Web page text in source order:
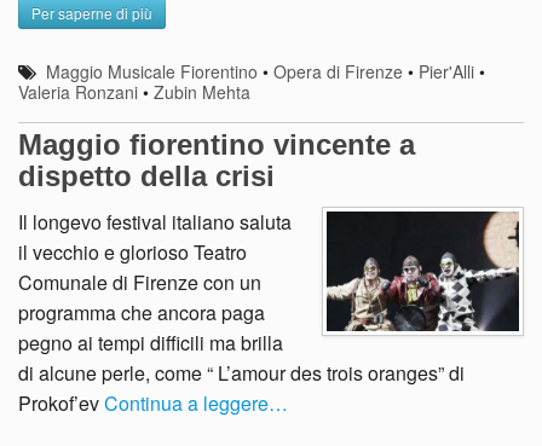
Per saperne di più
Maggio Musicale Fiorentino •Opera di Firenze • Pier'Alli •
Valeria Ronzani • Zubin Mehta
Maggio fiorentino vincente a
dispetto della crisi
Il longevo festival italiano saluta
il vecchio e glorioso Teatro
Comunale di Firenze con un
programma che ancora paga
pegno ai tempi difficili ma brilla
di alcune perle, come “ L’amour des trois oranges” di
Prokof’evContinua a leggere…